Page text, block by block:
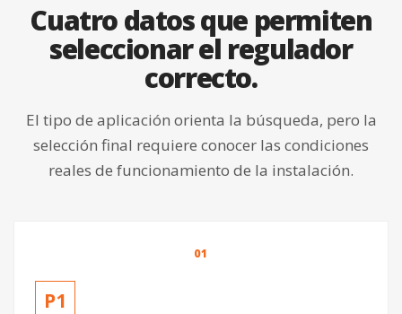
Cuatro datos que permiten
seleccionar el regulador
correcto.
El tipo de aplicación orienta la búsqueda, pero la
selección final requiere conocer las condiciones
reales de funcionamiento de la instalación.
01
P1